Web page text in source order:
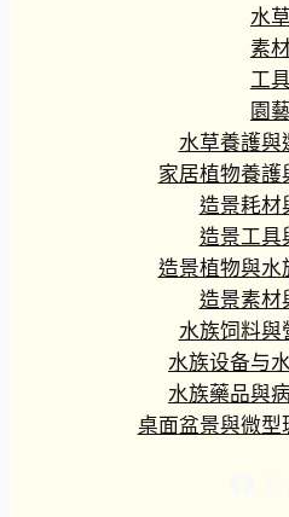
水草
素材
工具
園藝
水草養護與
家居植物養護
造景耗材
造景工具
造景植物與水
造景素材
水族饲料與
水族设备与
水族藥品與
桌面盆景與微型